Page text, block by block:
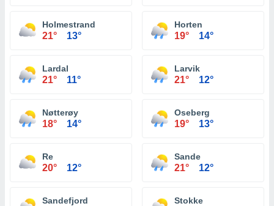
Holmestrand
21° 13°
Horten
19° 14°
Lardal
21° 11°
Larvik
21° 12°
Nøtterøy
18° 14°
Oseberg
19° 13°
Re
20° 12°
Sande
21° 12°
Sandefjord Stokke